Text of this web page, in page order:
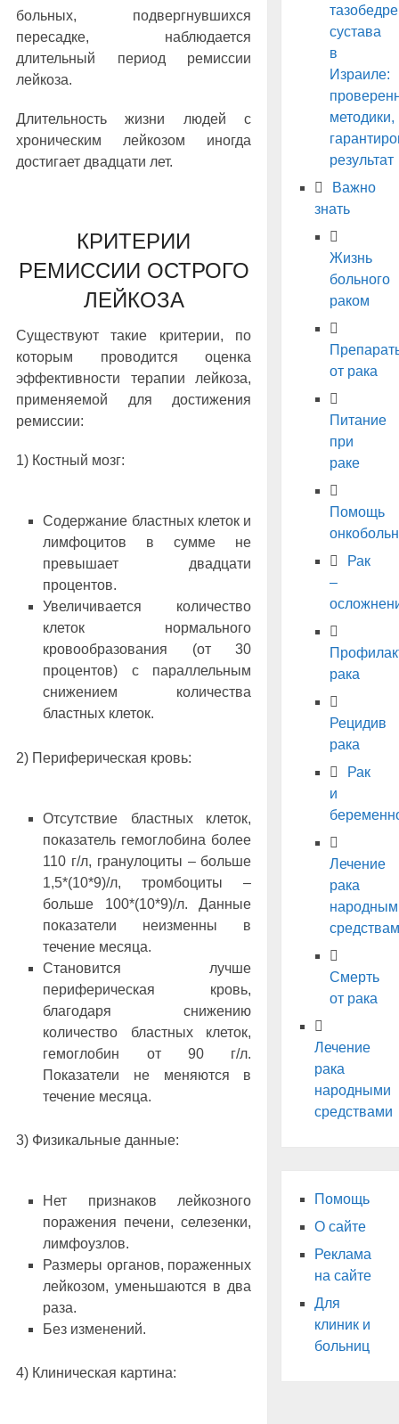
больных, подвергнувшихся
пересадке, наблюдается
длительный период ремиссии
лейкоза.
Длительность жизни людей с
хроническим лейкозом иногда
достигает двадцати лет.
КРИТЕРИИ
РЕМИССИИ ОСТРОГО
ЛЕЙКОЗА
Существуют такие критерии, по
которым проводится оценка
эффективности терапии лейкоза,
применяемой для достижения
ремиссии:
1) Костный мозг:
Содержание бластных клеток и
лимфоцитов в сумме не
превышает двадцати
процентов.
Увеличивается количество
клеток нормального
кровообразования (от 30
процентов) с параллельным
снижением количества
бластных клеток.
2) Периферическая кровь:
Отсутствие бластных клеток,
показатель гемоглобина более
110 г/л, гранулоциты – больше
1,5*(10*9)/л, тромбоциты –
больше 100*(10*9)/л. Данные
показатели неизменны в
течение месяца.
Становится лучше
периферическая кровь,
благодаря снижению
количество бластных клеток,
гемоглобин от 90 г/л.
Показатели не меняются в
течение месяца.
3) Физикальные данные:
Нет признаков лейкозного
поражения печени, селезенки,
лимфоузлов.
Размеры органов, пораженных
лейкозом, уменьшаются в два
раза.
Без изменений.
4) Клиническая картина:
сустава
в
Израиле:
методики,
результат
Важно
знать
Жизнь
больного
раком
от рака
Питание
при
раке
Помощь
Рак
–
рака
Рецидив
рака
Рак
и
Лечение
рака
Смерть
от рака
Лечение
рака
народными
средствами
Помощь
О сайте
Реклама
на сайте
Для
клиник и
больниц